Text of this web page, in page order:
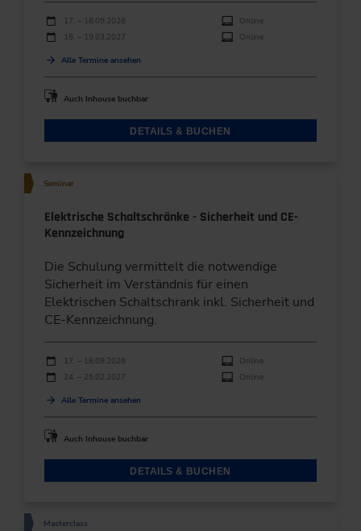
Durchführungen
Veranstaltungsdatum
17. – 18.09.2026
Online
18. – 19.03.2027
Online
Alle Termine ansehen
Auch Inhouse buchbar
DETAILS & BUCHEN
Seminar
Elektrische Schaltschränke - Sicherheit und CE-
Kennzeichnung
Die Schulung vermittelt die notwendige
Sicherheit im Verständnis für einen
Elektrischen Schaltschrank inkl. Sicherheit und
CE-Kennzeichnung.
Durchführungen
Veranstaltungsdatum
17. – 18.09.2026
Online
24. – 25.02.2027
Online
Alle Termine ansehen
Auch Inhouse buchbar
DETAILS & BUCHEN
Masterclass